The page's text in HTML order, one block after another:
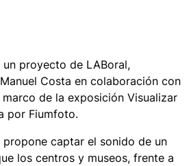
proyecto de LABoral,
Costa en colaboración con
de la exposición Visualizar
por Fiumfoto.
propone captar el sonido de un
los centros y museos, frente a